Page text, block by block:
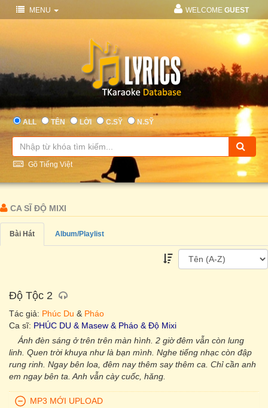
MENU WELCOME GUEST
ALL TÊN LỜI C.SỸ N.SỸ
Gõ Tiếng Việt
CA SĨ ĐỘ MIXI
Bài Hát Album/Playlist
Độ Tộc 2
Tác giả: Phúc Du & Pháo
Ca sĩ: PHÚC DU & Masew & Pháo & Độ Mixi
Ánh đèn sáng ở trên trên màn hình. 2 giờ đêm vẫn còn lung
linh. Quen trời khuya như là bạn mình. Nghe tiếng nhạc còn đập
rung rinh. Ngay bên loa, đêm nay thêm say thêm ca. Chỉ cần anh
em ngay bên ta. Anh vẫn cày cuốc, hăng.
MP3 MỚI UPLOAD